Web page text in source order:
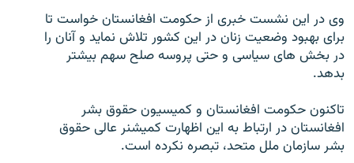
همۀ سایت‌های رادیو آزادی/ رادیو اروپای آزاد
وی در این نشست خبری از حکومت افغانستان خواست تا
برای بهبود وضعیت زنان در این کشور تلاش نماید و آنان را
در بخش های سیاسی و حتی پروسه صلح سهم بیشتر
بدهد.
تاکنون حکومت افغانستان و کمیسیون حقوق بشر
افغانستان در ارتباط به این اظهارت کمیشنر عالی حقوق
بشر سازمان ملل متحد، تبصره نکرده است.